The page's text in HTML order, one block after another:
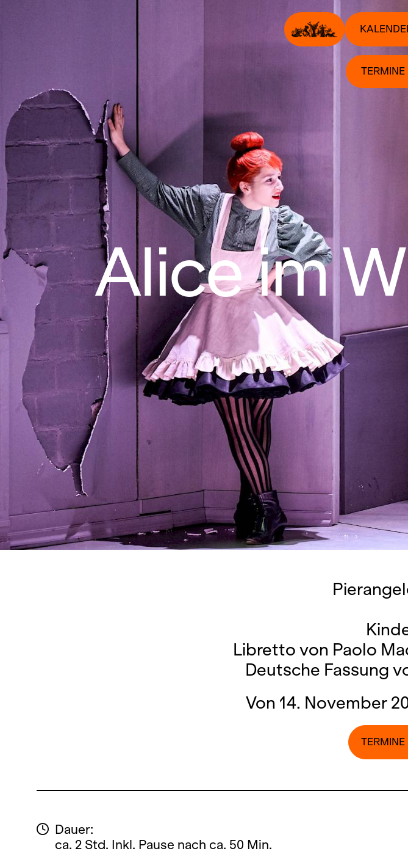
TERMINE
Alice im
Libretto von Paolo
Deutsche Fassung
Von 14. November
TERMINE
Dauer:
ca. 2 Std. Inkl. Pause nach ca. 50 Min.